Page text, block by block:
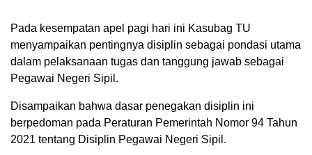
Pada kesempatan apel pagi hari ini Kasubag TU
menyampaikan pentingnya disiplin sebagai pondasi utama
dalam pelaksanaan tugas dan tanggung jawab sebagai
Pegawai Negeri Sipil.
Disampaikan bahwa dasar penegakan disiplin ini
berpedoman pada Peraturan Pemerintah Nomor 94 Tahun
2021 tentang Disiplin Pegawai Negeri Sipil.